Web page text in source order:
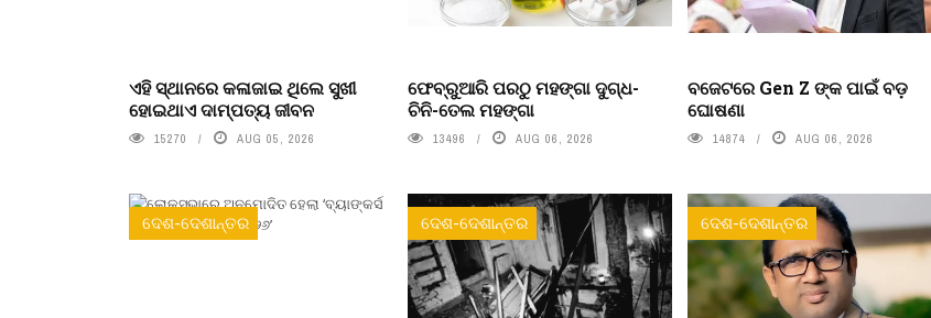
ଏହି ସ୍ଥାନରେ କଳାଜାଇ ଥିଲେ ସୁଖୀ
ହୋଇଥାଏ ଦାମ୍ପତ୍ୟ ଜୀବନ
15270 AUG 05, 2026
ଫେବ୍ରୁଆରି ପରଠୁ ମହଙ୍ଗା ଦୁଗ୍ଧ-
ଚିନି-ତେଲ ମହଙ୍ଗା
13496 AUG 06, 2026
ବଜେଟରେ Gen Z ଙ୍କ ପାଇଁ ବଡ଼
ଘୋଷଣା
14874 AUG 06, 2026
ଦେଶ-ଦେଶାନ୍ତର ଦେଶ-ଦେଶାନ୍ତର ଦେଶ-ଦେଶାନ୍ତର